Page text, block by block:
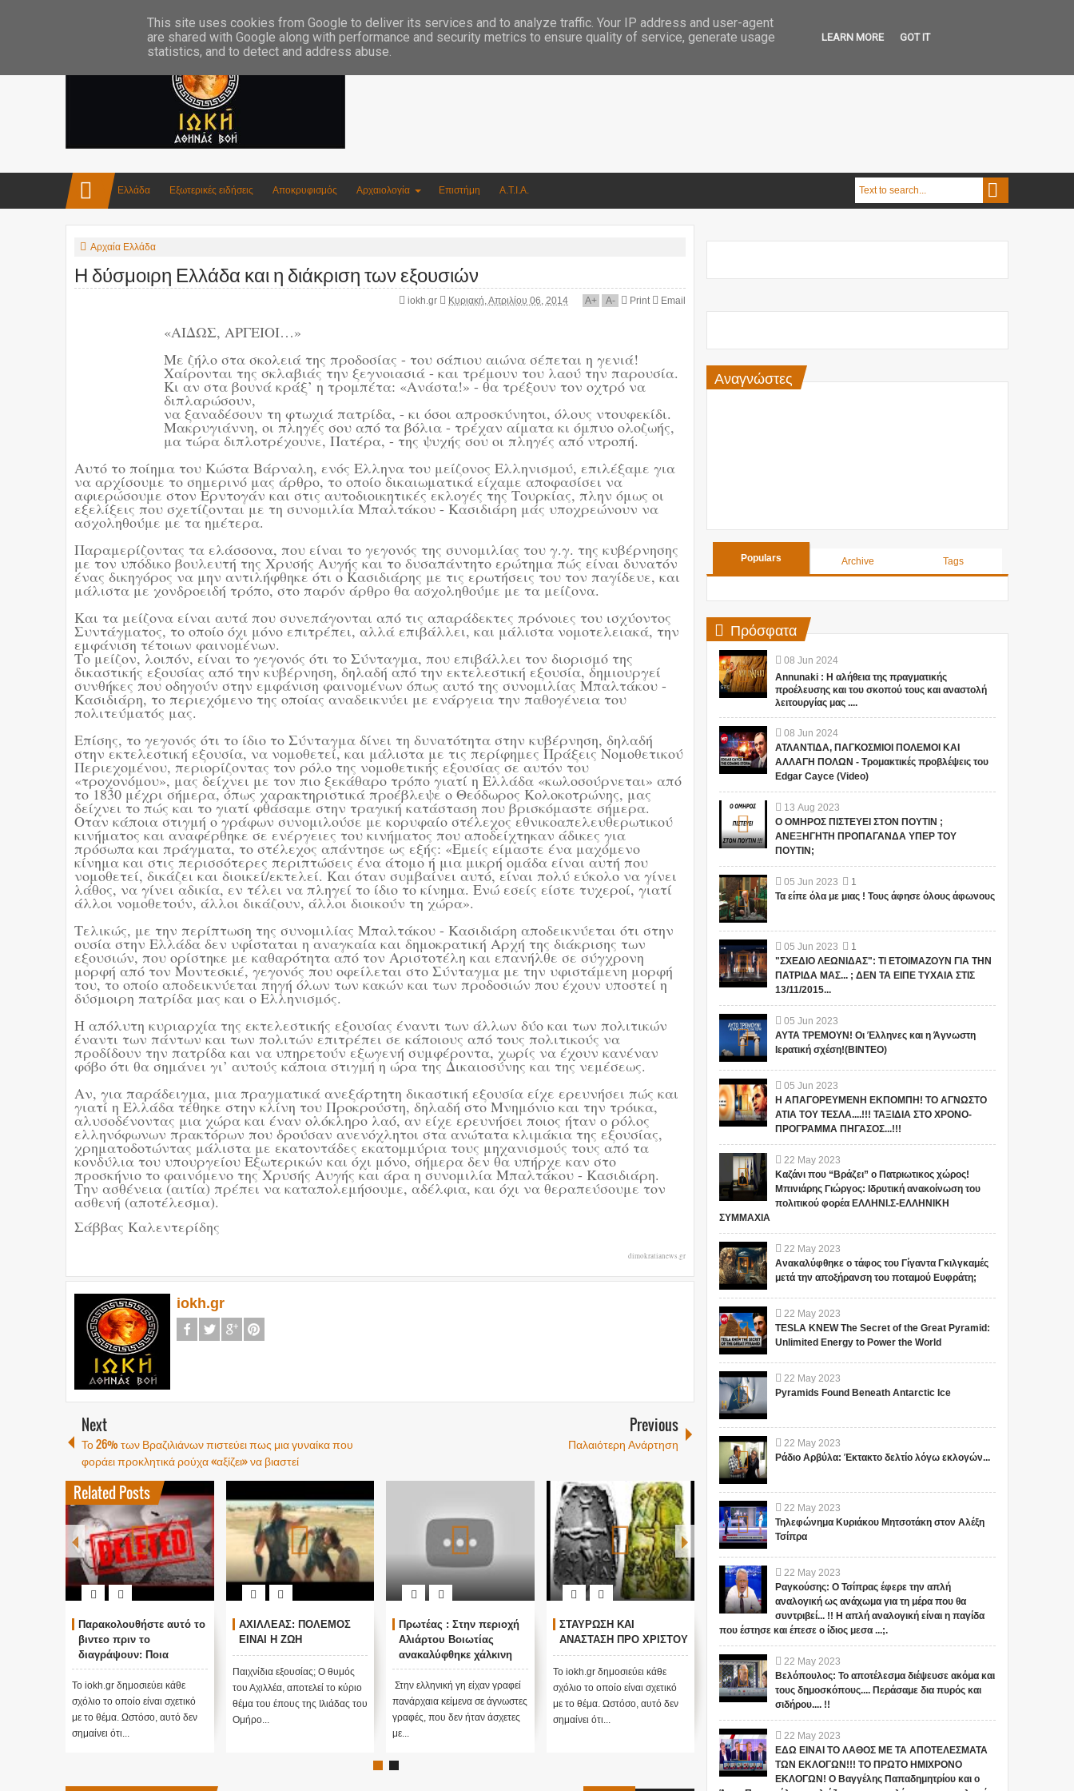
Ελλάδα Εξωτερικές ειδήσεις Αποκρυφισμός Αρχαιολογία Επιστήμη Α.Τ.Ι.Α.
Αρχαία Ελλάδα
Η δύσμοιρη Ελλάδα και η διάκριση των εξουσιών
iokh.gr Κυριακή, Απριλίου 06, 2014 A+ A- Print Email
«ΑΙΔΩΣ, ΑΡΓΕΙΟΙ…»
Με ζήλο στα σκολειά της προδοσίας - του σάπιου αιώνα σέπεται η γενιά!
Χαίρονται της σκλαβιάς την ξεγνοιασιά - και τρέμουν του λαού την παρουσία.
Κι αν στα βουνά κράξ’ η τρομπέτα: «Ανάστα!» - θα τρέξουν τον οχτρό να
διπλαρώσουν,
να ξαναδέσουν τη φτωχιά πατρίδα, - κι όσοι απροσκύνητοι, όλους ντουφεκίδι.
Μακρυγιάννη, οι πληγές σου από τα βόλια - τρέχαν αίματα κι όμπυο ολοζωής,
μα τώρα διπλοτρέχουνε, Πατέρα, - της ψυχής σου οι πληγές από ντροπή.
Αυτό το ποίημα του Κώστα Βάρναλη, ενός Ελληνα του μείζονος Ελληνισμού, επιλέξαμε για
να αρχίσουμε το σημερινό μας άρθρο, το οποίο δικαιωματικά είχαμε αποφασίσει να
αφιερώσουμε στον Ερντογάν και στις αυτοδιοικητικές εκλογές της Τουρκίας, πλην όμως οι
εξελίξεις που σχετίζονται με τη συνομιλία Μπαλτάκου - Κασιδιάρη μάς υποχρεώνουν να
ασχοληθούμε με τα ημέτερα.
Παραμερίζοντας τα ελάσσονα, που είναι το γεγονός της συνομιλίας του γ.γ. της κυβέρνησης
με τον υπόδικο βουλευτή της Χρυσής Αυγής και το δυσαπάντητο ερώτημα πώς είναι δυνατόν
ένας δικηγόρος να μην αντιλήφθηκε ότι ο Κασιδιάρης με τις ερωτήσεις του τον παγίδευε, και
μάλιστα με χονδροειδή τρόπο, στο παρόν άρθρο θα ασχοληθούμε με τα μείζονα.
Και τα μείζονα είναι αυτά που συνεπάγονται από τις απαράδεκτες πρόνοιες του ισχύοντος
Συντάγματος, το οποίο όχι μόνο επιτρέπει, αλλά επιβάλλει, και μάλιστα νομοτελειακά, την
εμφάνιση τέτοιων φαινομένων.
Το μείζον, λοιπόν, είναι το γεγονός ότι το Σύνταγμα, που επιβάλλει τον διορισμό της
δικαστικής εξουσίας από την κυβέρνηση, δηλαδή από την εκτελεστική εξουσία, δημιουργεί
συνθήκες που οδηγούν στην εμφάνιση φαινομένων όπως αυτό της συνομιλίας Μπαλτάκου -
Κασιδιάρη, το περιεχόμενο της οποίας αναδεικνύει με ενάργεια την παθογένεια του
πολιτεύματός μας.
Επίσης, το γεγονός ότι το ίδιο το Σύνταγμα δίνει τη δυνατότητα στην κυβέρνηση, δηλαδή
στην εκτελεστική εξουσία, να νομοθετεί, και μάλιστα με τις περίφημες Πράξεις Νομοθετικού
Περιεχομένου, περιορίζοντας τον ρόλο της νομοθετικής εξουσίας σε αυτόν του
«τροχονόμου», μας δείχνει με τον πιο ξεκάθαρο τρόπο γιατί η Ελλάδα «κωλοσούρνεται» από
το 1830 μέχρι σήμερα, όπως χαρακτηριστικά προέβλεψε ο Θεόδωρος Κολοκοτρώνης, μας
δείχνει το πώς και το γιατί φθάσαμε στην τραγική κατάσταση που βρισκόμαστε σήμερα.
Οταν κάποια στιγμή ο γράφων συνομιλούσε με κορυφαίο στέλεχος εθνικοαπελευθερωτικού
κινήματος και αναφέρθηκε σε ενέργειες του κινήματος που αποδείχτηκαν άδικες για
πρόσωπα και πράγματα, το στέλεχος απάντησε ως εξής: «Εμείς είμαστε ένα μαχόμενο
κίνημα και στις περισσότερες περιπτώσεις ένα άτομο ή μια μικρή ομάδα είναι αυτή που
νομοθετεί, δικάζει και διοικεί/εκτελεί. Και όταν συμβαίνει αυτό, είναι πολύ εύκολο να γίνει
λάθος, να γίνει αδικία, εν τέλει να πληγεί το ίδιο το κίνημα. Ενώ εσείς είστε τυχεροί, γιατί
άλλοι νομοθετούν, άλλοι δικάζουν, άλλοι διοικούν τη χώρα».
Τελικώς, με την περίπτωση της συνομιλίας Μπαλτάκου - Κασιδιάρη αποδεικνύεται ότι στην
ουσία στην Ελλάδα δεν υφίσταται η αναγκαία και δημοκρατική Αρχή της διάκρισης των
εξουσιών, που ορίστηκε με καθαρότητα από τον Αριστοτέλη και επανήλθε σε σύγχρονη
μορφή από τον Μοντεσκιέ, γεγονός που οφείλεται στο Σύνταγμα με την υφιστάμενη μορφή
του, το οποίο αποδεικνύεται πηγή όλων των κακών και των προδοσιών που έχουν υποστεί η
δύσμοιρη πατρίδα μας και ο Ελληνισμός.
Η απόλυτη κυριαρχία της εκτελεστικής εξουσίας έναντι των άλλων δύο και των πολιτικών
έναντι των πάντων και των πολιτών επιτρέπει σε κάποιους από τους πολιτικούς να
προδίδουν την πατρίδα και να υπηρετούν εξωγενή συμφέροντα, χωρίς να έχουν κανέναν
φόβο ότι θα σημάνει γι’ αυτούς κάποια στιγμή η ώρα της Δικαιοσύνης και της νεμέσεως.
Αν, για παράδειγμα, μια πραγματικά ανεξάρτητη δικαστική εξουσία είχε ερευνήσει πώς και
γιατί η Ελλάδα τέθηκε στην κλίνη του Προκρούστη, δηλαδή στο Μνημόνιο και την τρόικα,
αλυσοδένοντας μια χώρα και έναν ολόκληρο λαό, αν είχε ερευνήσει ποιος ήταν ο ρόλος
ελληνόφωνων πρακτόρων που δρούσαν ανενόχλητοι στα ανώτατα κλιμάκια της εξουσίας,
χρηματοδοτώντας μάλιστα με εκατοντάδες εκατομμύρια τους μηχανισμούς τους από τα
κονδύλια του υπουργείου Εξωτερικών και όχι μόνο, σήμερα δεν θα υπήρχε καν στο
προσκήνιο το φαινόμενο της Χρυσής Αυγής και άρα η συνομιλία Μπαλτάκου - Κασιδιάρη.
Την ασθένεια (αιτία) πρέπει να καταπολεμήσουμε, αδέλφια, και όχι να θεραπεύσουμε τον
ασθενή (αποτέλεσμα).
Σάββας Καλεντερίδης
dimokratianews.gr
iokh.gr
Next
Το 26% των Βραζιλιάνων πιστεύει πως μια γυναίκα που
φοράει προκλητικά ρούχα «αξίζει» να βιαστεί
Previous
Παλαιότερη Ανάρτηση
Related Posts
Παρακολουθήστε αυτό το
βιντεο πριν το
διαγράψουν: Ποια
μυστικά κρύβουν οι
πυραμίδες; Γιατί
χτίστηκαν;
Το iokh.gr δημοσιεύει κάθε
σχόλιο το οποίο είναι σχετικό
με το θέμα. Ωστόσο, αυτό δεν
σημαίνει ότι...
ΑΧΙΛΛΕΑΣ: ΠΟΛΕΜΟΣ
ΕΙΝΑΙ Η ΖΩΗ
Παιχνίδια εξουσίας; Ο θυμός
του Αχιλλέα, αποτελεί το κύριο
θέμα του έπους της Ιλιάδας του
Ομήρο...
Πρωτέας : Στην περιοχή
Αλιάρτου Βοιωτίας
ανακαλύφθηκε χάλκινη
πινακίδα με γράμματα
που έμοιαζαν με
ιερογλυφικά της
Αιγύπτου
Στην ελληνική γη είχαν γραφεί
πανάρχαια κείμενα σε άγνωστες
γραφές, που δεν ήταν άσχετες
με...
ΣΤΑΥΡΩΣΗ ΚΑΙ
ΑΝΑΣΤΑΣΗ ΠΡΟ ΧΡΙΣΤΟΥ
Το iokh.gr δημοσιεύει κάθε
σχόλιο το οποίο είναι σχετικό
με το θέμα. Ωστόσο, αυτό δεν
σημαίνει ότι...
How Plutarch describes
Writes Nick Al. ArgyriouA man
is what he thinks and that is
exactly how he participates in
the matri...
Κορωνίς - Κορονοϊός:
Στην ελληνική μυθολογία, η
Κορωνίς ήταν κόρη του
στη Θεσσαλία. Η Κορωνίς...
Αναγνώστες
Populars Archive Tags
Πρόσφατα
08 Jun 2024
Annunaki : Η αλήθεια της πραγματικής
προέλευσης και του σκοπού τους και αναστολή
λειτουργίας μας ....
08 Jun 2024
ΑΤΛΑΝΤΙΔΑ, ΠΑΓΚΟΣΜΙΟΙ ΠΟΛΕΜΟΙ ΚΑΙ
ΑΛΛΑΓΗ ΠΟΛΩΝ - Τρομακτικές προβλέψεις του
Edgar Cayce (Video)
13 Aug 2023
Ο ΟΜΗΡΟΣ ΠΙΣΤΕΥΕΙ ΣΤΟΝ ΠΟΥΤΙΝ ;
ΑΝΕΞΗΓΗΤΗ ΠΡΟΠΑΓΑΝΔΑ ΥΠΕΡ ΤΟΥ
ΠΟΥΤΙΝ;
05 Jun 2023
1
Τα είπε όλα με μιας ! Τους άφησε όλους άφωνους
05 Jun 2023
1
"ΣΧΕΔΙΟ ΛΕΩΝΙΔΑΣ": ΤΙ ΕΤΟΙΜΑΖΟΥΝ ΓΙΑ ΤΗΝ
ΠΑΤΡΙΔΑ ΜΑΣ... ; ΔΕΝ ΤΑ ΕΙΠΕ ΤΥΧΑΙΑ ΣΤΙΣ
13/11/2015...
05 Jun 2023
ΑΥΤΑ ΤΡΕΜΟΥΝ! Οι Έλληνες και η Άγνωστη
Ιερατική σχέση!(ΒΙΝΤΕΟ)
05 Jun 2023
Η ΑΠΑΓΟΡΕΥΜΕΝΗ ΕΚΠΟΜΠΗ! ΤΟ ΑΓΝΩΣΤΟ
ΑΤΙΑ ΤΟΥ ΤΕΣΛΑ....!!! ΤΑΞΙΔΙΑ ΣΤΟ ΧΡΟΝΟ-
ΠΡΟΓΡΑΜΜΑ ΠΗΓΑΣΟΣ...!!!
22 May 2023
Καζάνι που “Βράζει” ο Πατριωτικος χώρος!
Μπινιάρης Γιώργος: Ιδρυτική ανακοίνωση του
πολιτικού φορέα ΕΛΛΗΝΙ.Σ-ΕΛΛΗΝΙΚΗ
ΣΥΜΜΑΧΙΑ
22 May 2023
Ανακαλύφθηκε ο τάφος του Γίγαντα Γκιλγκαμές
μετά την αποξήρανση του ποταμού Ευφράτη;
22 May 2023
TESLA KNEW The Secret of the Great Pyramid:
Unlimited Energy to Power the World
22 May 2023
Pyramids Found Beneath Antarctic Ice
22 May 2023
Ράδιο Αρβύλα: Έκτακτο δελτίο λόγω εκλογών...
22 May 2023
Τηλεφώνημα Κυριάκου Μητσοτάκη στον Αλέξη
Τσίπρα
22 May 2023
Ραγκούσης: Ο Τσίπρας έφερε την απλή
αναλογική ως ανάχωμα για τη μέρα που θα
συντριβεί... !! Η απλή αναλογική είναι η παγίδα
που έστησε και έπεσε ο ίδιος μεσα ...;.
22 May 2023
Βελόπουλος: Το αποτέλεσμα διέψευσε ακόμα και
τους δημοσκόπους.... Περάσαμε δια πυρός και
σιδήρου.... !!
22 May 2023
ΕΔΩ ΕΙΝΑΙ ΤΟ ΛΑΘΟΣ ΜΕ ΤΑ ΑΠΟΤΕΛΕΣΜΑΤΑ
ΤΩΝ ΕΚΛΟΓΩΝ!!! ΤΟ ΠΡΩΤΟ ΗΜΙΧΡΟΝΟ
ΕΚΛΟΓΩΝ! Ο Βαγγέλης Παπαδημητρίου και ο
This site uses cookies from Google to deliver its services and to analyze traffic. Your IP address and user-agent
are shared with Google along with performance and security metrics to ensure quality of service, generate usage
statistics, and to detect and address abuse.
LEARN MORE GOT IT